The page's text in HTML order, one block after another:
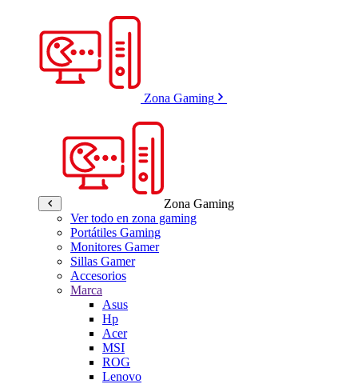
Zona Gaming
Zona Gaming
Ver todo en zona gaming
Portátiles Gaming
Monitores Gamer
Sillas Gamer
Accesorios
Marca
Asus
Hp
Acer
MSI
ROG
Lenovo